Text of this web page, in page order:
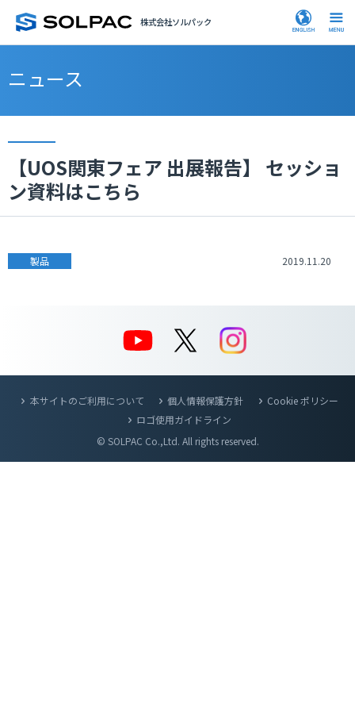
株式会社ソルパック
ニュース
【UOS関東フェア 出展報告】 セッショ
ン資料はこちら
製品 2019.11.20
本サイトのご利用について 個人情報保護方針
Cookie ポリシー
ロゴ使用ガイドライン
© SOLPAC Co.,Ltd. All rights reserved.